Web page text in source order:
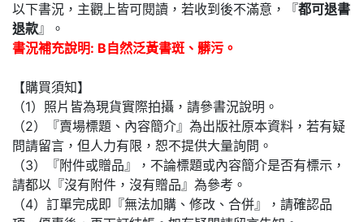
以下書況，主觀上皆可閱讀，若收到後不滿意，『都可退書
退款』。
書況補充說明: B自然泛黃書斑、髒污。
【購買須知】
（1）照片皆為現貨實際拍攝，請參書況說明。
（2）『賣場標題、內容簡介』為出版社原本資料，若有疑
問請留言，但人力有限，恕不提供大量詢問。
（3）『附件或贈品』，不論標題或內容簡介是否有標示，
請都以『沒有附件，沒有贈品』為參考。
（4）訂單完成即『無法加購、修改、合併』，請確認品